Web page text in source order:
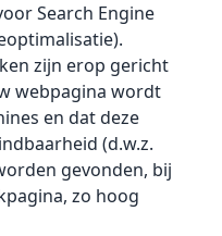
Search Engine
zijn erop gericht
webpagina wordt
en dat deze
(d.w.z.
gevonden, bij
zo hoog